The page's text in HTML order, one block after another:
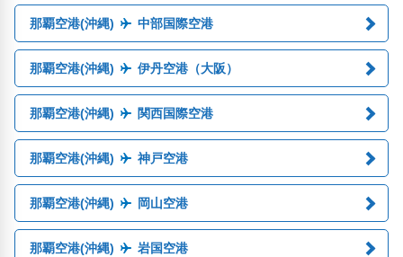
那覇空港(沖縄) 中部国際空港
那覇空港(沖縄) 伊丹空港（大阪）
那覇空港(沖縄) 関西国際空港
那覇空港(沖縄) 神戸空港
那覇空港(沖縄) 岡山空港
那覇空港(沖縄) 岩国空港